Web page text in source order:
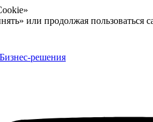
или продолжая пользоваться
решения